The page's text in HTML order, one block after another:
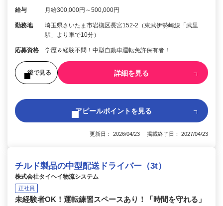
給与 月給300,000円～500,000円
勤務地
埼玉県さいたま市岩槻区長宮152-2（東武伊勢崎線「武里
駅」より車で10分）
応募資格 学歴＆経験不問！中型自動車運転免許保有者！
後で見る 詳細を見る
アピールポイントを見る
更新日： 2026/04/23 掲載終了日： 2027/04/23
チルド製品の中型配送ドライバー（3t）
株式会社タイヘイ物流システム
正社員
未経験者OK！運転練習スペースあり！「時間を守れる」